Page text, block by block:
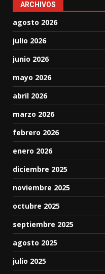
ARCHIVOS
agosto 2026
julio 2026
junio 2026
mayo 2026
abril 2026
marzo 2026
febrero 2026
enero 2026
diciembre 2025
noviembre 2025
octubre 2025
septiembre 2025
agosto 2025
julio 2025